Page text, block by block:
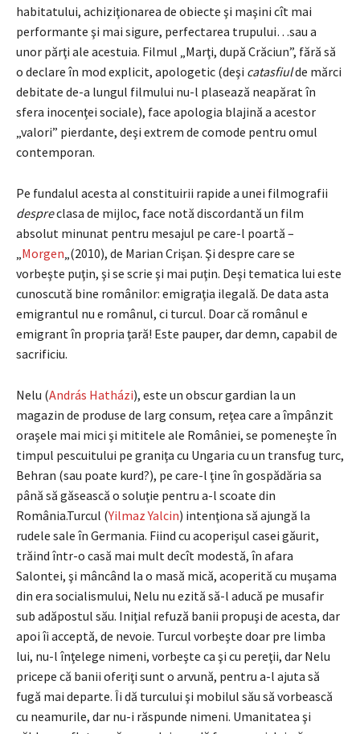
habitatului, achiziţionarea de obiecte şi maşini cît mai
performante şi mai sigure, perfectarea trupului…sau a
unor părţi ale acestuia. Filmul „Marţi, după Crăciun”, fără să
o declare în mod explicit, apologetic (deşi catasfiulde mărci
debitate de-a lungul filmului nu-l plasează neapărat în
sfera inocenţei sociale), face apologia blajină a acestor
„valori” pierdante, deşi extrem de comode pentru omul
contemporan.
Pe fundalul acesta al constituirii rapide a unei filmografii
despreclasa de mijloc, face notă discordantă un film
absolut minunat pentru mesajul pe care-l poartă –
Morgen „(2010), de Marian Crişan. Şi despre care se
vorbeşte puţin, şi se scrie şi mai puţin. Deşi tematica lui este
cunoscută bine românilor: emigraţia ilegală. De data asta
emigrantul nu e românul, ci turcul. Doar că românul e
emigrant în propria ţară! Este pauper, dar demn, capabil de
sacrificiu.
Nelu (András Hatházi), este un obscur gardian la un
magazin de produse de larg consum, reţea care a împânzit
oraşele mai mici şi mititele ale României, se pomeneşte în
timpul pescuitului pe graniţa cu Ungaria cu un transfug turc,
Behran (sau poate kurd?), pe care-l ţine în gospădăria sa
până să găsească o soluţie pentru a-l scoate din
România.Turcul (Yilmaz Yalcin) intenţiona să ajungă la
rudele sale în Germania. Fiind cu acoperişul casei găurit,
trăind într-o casă mai mult decît modestă, în afara
Salontei, şi mâncând la o masă mică, acoperită cu muşama
din era socialismului, Nelu nu ezită să-l aducă pe musafir
sub adăpostul său. Iniţial refuză banii propuşi de acesta, dar
apoi îi acceptă, de nevoie. Turcul vorbeşte doar pre limba
lui, nu-l înţelege nimeni, vorbeşte ca şi cu pereţii, dar Nelu
pricepe că banii oferiţi sunt o arvună, pentru a-l ajuta să
fugă mai departe. Îi dă turcului şi mobilul său să vorbească
cu neamurile, dar nu-i răspunde nimeni. Umanitatea şi